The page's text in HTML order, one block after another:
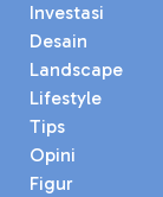
Investasi
Desain
Landscape
Lifestyle
Tips
Opini
Figur